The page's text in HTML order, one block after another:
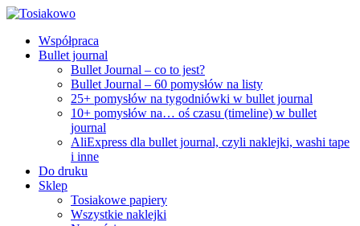
Współpraca
Bullet journal
Bullet Journal – co to jest?
Bullet Journal – 60 pomysłów na listy
25+ pomysłów na tygodniówki w bullet journal
10+ pomysłów na… oś czasu (timeline) w bullet
journal
AliExpress dla bullet journal, czyli naklejki, washi tape
i inne
Do druku
Sklep
Tosiakowe papiery
Wszystkie naklejki